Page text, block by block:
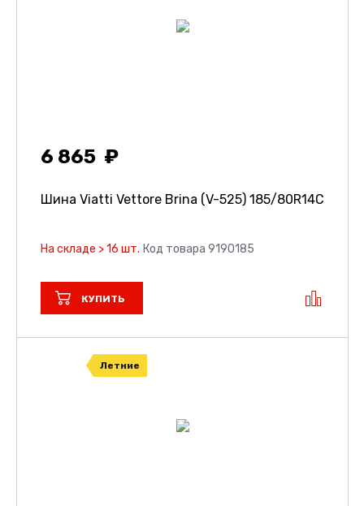
6 865
Шина Viatti Vettore Brina (V-525) 185/80R14C
На складе > 16 шт. Код товара 9190185
КУПИТЬ
Летние